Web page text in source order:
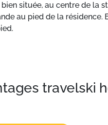
située, au centre de la
au pied de la résidence.
confortables et
travelski